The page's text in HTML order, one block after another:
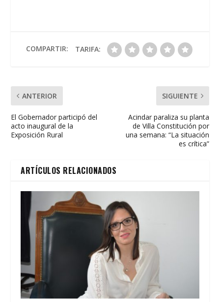
o
o
A
p
ar
ti
COMPARTIR: TARIFA:
ANTERIOR
El Gobernador participó del
acto inaugural de la
Exposición Rural
SIGUIENTE
Acindar paraliza su planta
de Villa Constitución por
una semana: “La situación
es crítica”
ARTÍCULOS RELACIONADOS